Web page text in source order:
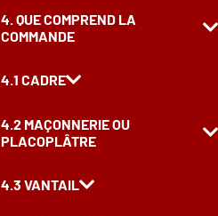
4. QUE COMPREND LA
COMMANDE
4.1 CADRE
4.2 MAÇONNERIE OU
PLACOPLÂTRE
4.3 VANTAIL